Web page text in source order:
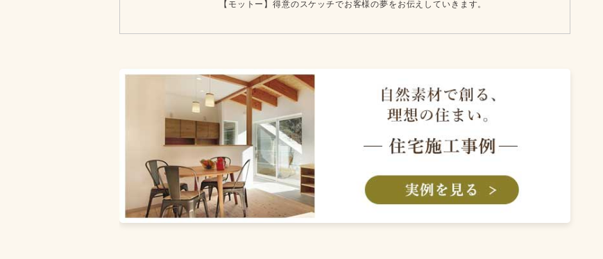
【モットー】得意のスケッチでお客様の夢をお伝えしていきます。